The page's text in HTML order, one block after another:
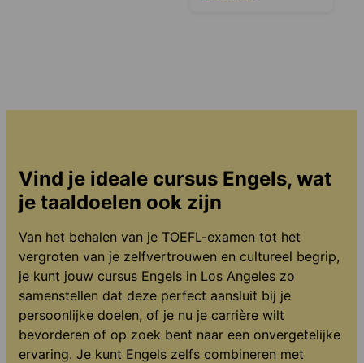
Vind je ideale cursus Engels, wat
je taaldoelen ook zijn
Van het behalen van je TOEFL-examen tot het
vergroten van je zelfvertrouwen en cultureel begrip,
je kunt jouw cursus Engels in Los Angeles zo
samenstellen dat deze perfect aansluit bij je
persoonlijke doelen, of je nu je carrière wilt
bevorderen of op zoek bent naar een onvergetelijke
ervaring. Je kunt Engels zelfs combineren met